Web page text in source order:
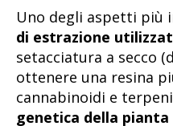
Uno degli aspetti più
di estrazione
setacciatura a secco
ottenere una resina
cannabinoidi e
genetica della pianta